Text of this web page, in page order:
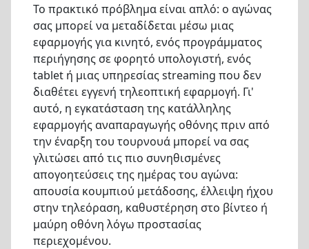
Το πρακτικό πρόβλημα είναι απλό: ο αγώνας
σας μπορεί να μεταδίδεται μέσω μιας
εφαρμογής για κινητό, ενός προγράμματος
περιήγησης σε φορητό υπολογιστή, ενός
tablet ή μιας υπηρεσίας streaming που δεν
διαθέτει εγγενή τηλεοπτική εφαρμογή. Γι'
αυτό, η εγκατάσταση της κατάλληλης
εφαρμογής αναπαραγωγής οθόνης πριν από
την έναρξη του τουρνουά μπορεί να σας
γλιτώσει από τις πιο συνηθισμένες
απογοητεύσεις της ημέρας του αγώνα:
απουσία κουμπιού μετάδοσης, έλλειψη ήχου
στην τηλεόραση, καθυστέρηση στο βίντεο ή
μαύρη οθόνη λόγω προστασίας
περιεχομένου.